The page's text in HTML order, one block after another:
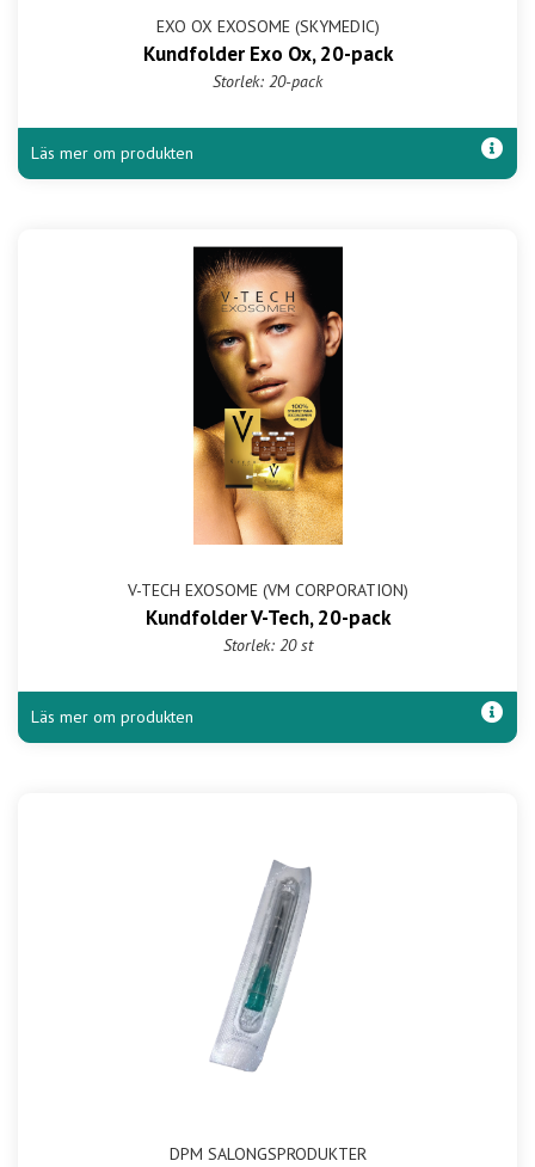
EXO OX EXOSOME (SKYMEDIC)
Kundfolder Exo Ox, 20-pack
Storlek: 20-pack
Läs mer om produkten
V-TECH EXOSOME (VM CORPORATION)
Kundfolder V-Tech, 20-pack
Storlek: 20 st
Läs mer om produkten
DPM SALONGSPRODUKTER